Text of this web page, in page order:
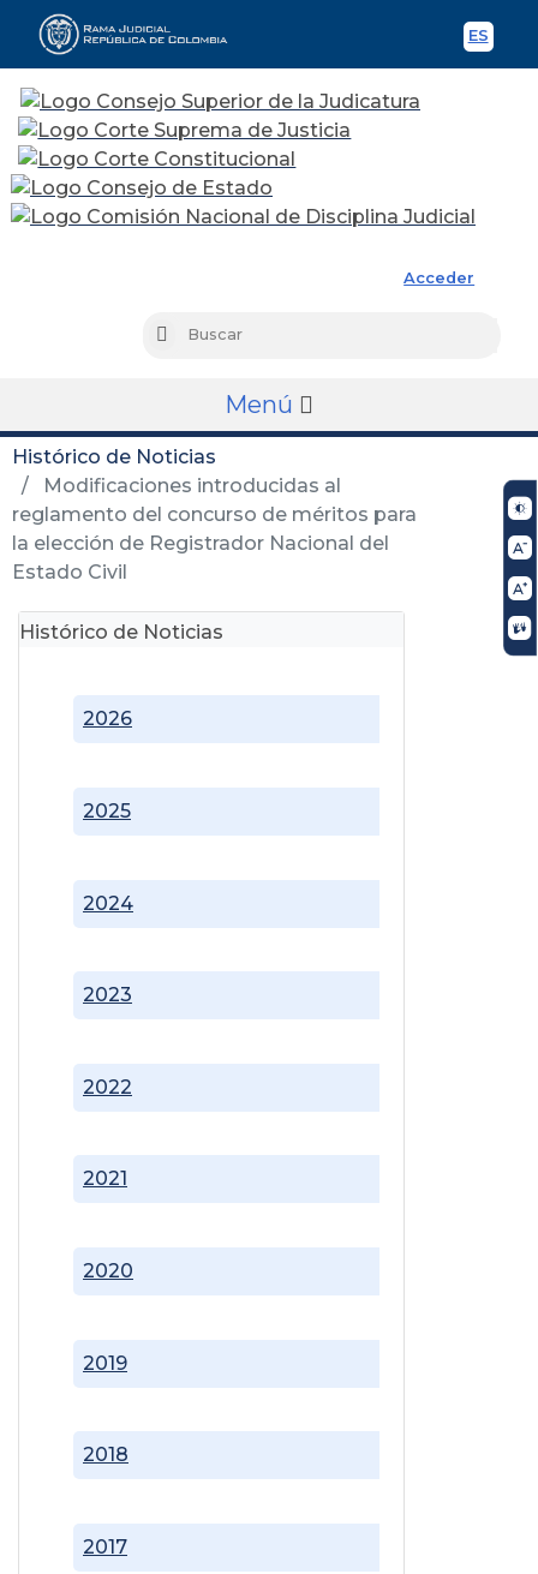
ES
Acceder
Buscar
Menú
Histórico de Noticias
Modificaciones introducidas al
reglamento del concurso de méritos para
la elección de Registrador Nacional del
Estado Civil
Histórico de Noticias
2017
2018
2019
2020
2021
2022
2023
2024
2025
2026